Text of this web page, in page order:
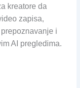
kreatore da
zapisa,
i
AI pregledima.